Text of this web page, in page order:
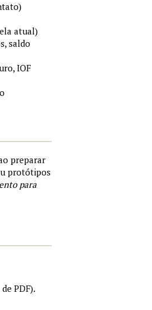
atual)
saldo
IOF
preparar
protótipos
para
PDF).